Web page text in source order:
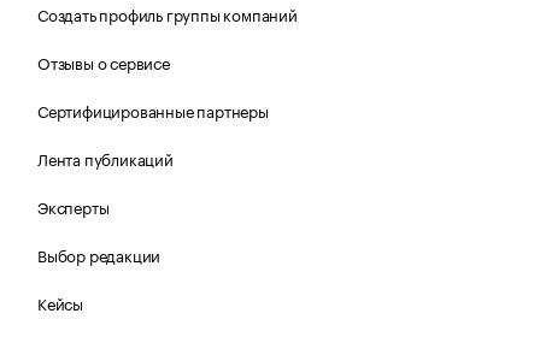
Создать профиль группы компаний
Отзывы о сервисе
Сертифицированные партнеры
Лента публикаций
Эксперты
Выбор редакции
Кейсы